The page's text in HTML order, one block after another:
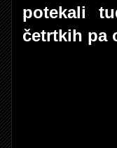
potekali
četrtkih pa